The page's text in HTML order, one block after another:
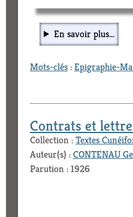
En savoir plus...
Mots-clés:Epigraphie-
Contrats et
Collection :Textes
Auteur(s) :CONTENAU
Parution : 1926